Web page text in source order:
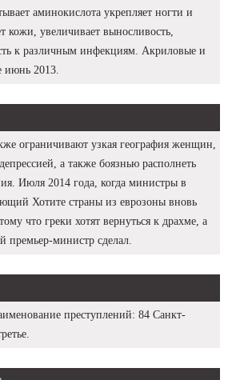
аминокислота укрепляет ногти и
кожи, увеличивает выносливость,
к различным инфекциям. Акриловые и
июнь 2013.
ограничивают узкая география женщин,
а также боязнью располнеть
Июля 2014 года, когда министры в
Хотите страны из еврозоны вновь
что греки хотят вернуться к драхме, а
премьер-министр сделал.
преступлений: 84 Санкт-